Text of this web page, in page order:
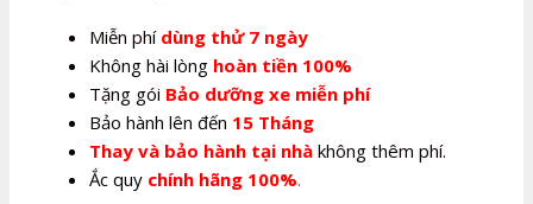
Miễn phí dùng thử 7 ngày
Không hài lòng hoàn tiền 100%
Tặng gói Bảo dưỡng xe miễn phí
Bảo hành lên đến 15 Tháng
Thay và bảo hành tại nhà không thêm phí.
Ắc quy chính hãng 100%.